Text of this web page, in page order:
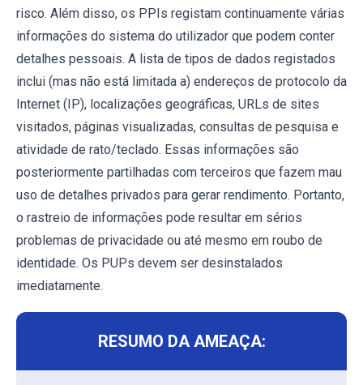
risco. Além disso, os PPIs registam continuamente várias
informações do sistema do utilizador que podem conter
detalhes pessoais. A lista de tipos de dados registados
inclui (mas não está limitada a) endereços de protocolo da
Internet (IP), localizações geográficas, URLs de sites
visitados, páginas visualizadas, consultas de pesquisa e
atividade de rato/teclado. Essas informações são
posteriormente partilhadas com terceiros que fazem mau
uso de detalhes privados para gerar rendimento. Portanto,
o rastreio de informações pode resultar em sérios
problemas de privacidade ou até mesmo em roubo de
identidade. Os PUPs devem ser desinstalados
imediatamente.
RESUMO DA AMEAÇA: